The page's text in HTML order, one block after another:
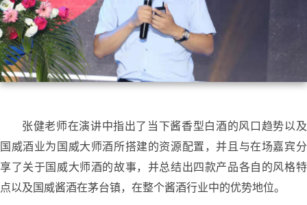
张健老师在演讲中指出了当下酱香型白酒的风口趋势以及
国威酒业为国威大师酒所搭建的资源配置，并且与在场嘉宾分
享了关于国威大师酒的故事，并总结出四款产品各自的风格特
点以及国威酱酒在茅台镇，在整个酱酒行业中的优势地位。